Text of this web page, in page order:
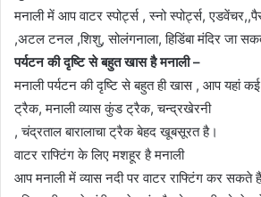
मनाली में आप वाटर स्पोर्ट्स , स्नो स्पोर्ट्स,
,अटल टनल ,शिशु, सोलंगनाला, हिडिंबा मंदिर जा
पर्यटन की दृष्टि से बहुत खास है मनाली –
मनाली पर्यटन की दृष्टि से बहुत ही खास , आप यहां
ट्रैक, मनाली व्यास कुंड ट्रैक, चन्द्रखेरनी
, चंद्रताल बारालाचा ट्रैक बेहद खूबसूरत है।
वाटर राफ्टिंग के लिए मशहूर है मनाली
आप मनाली में व्यास नदी पर वाटर राफ्टिंग कर